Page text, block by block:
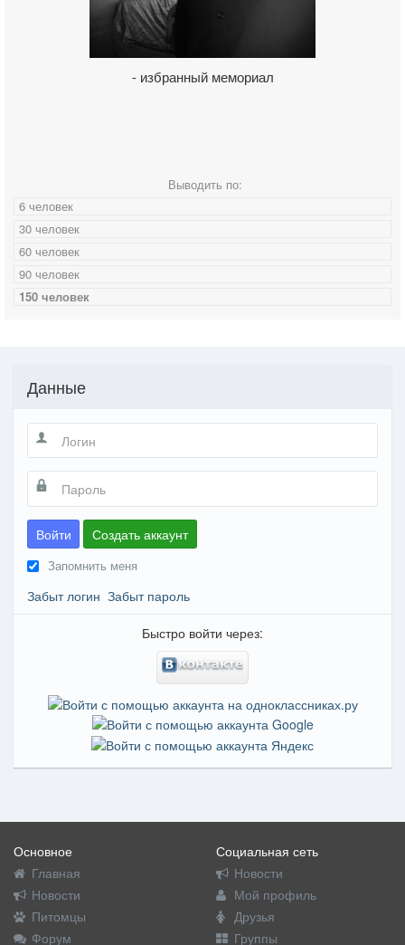
- избранный мемориал
Выводить по:
6 человек
30 человек
60 человек
90 человек
150 человек
Данные
Войти Создать аккаунт
Запомнить меня
Забыт логин Забыт пароль
Быстро войти через:
Основное
Главная
Новости
Питомцы
Форум
Социальная сеть
Новости
Мой профиль
Друзья
Группы